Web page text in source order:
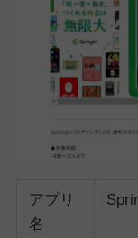
アプリ
名